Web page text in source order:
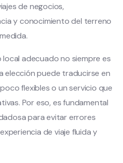
de negocios,
y conocimiento del terreno
local adecuado no siempre es
elección puede traducirse en
flexibles o un servicio que
Por eso, es fundamental
para evitar errores
de viaje fluida y